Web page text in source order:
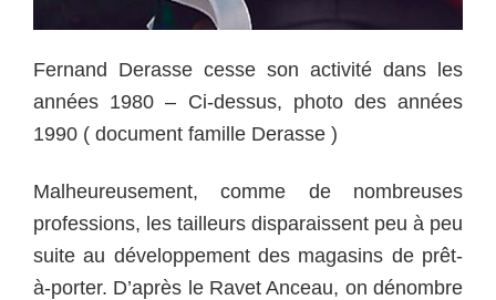
Fernand Derasse cesse son activité dans les
années 1980 – Ci-dessus, photo des années
1990 ( document famille Derasse )
Malheureusement, comme de nombreuses
professions, les tailleurs disparaissent peu à peu
suite au développement des magasins de prêt-
à-porter. D’après le Ravet Anceau, on dénombre